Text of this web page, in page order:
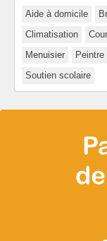
Aide à domicile
Climatisation
Menuisier
Peintre
Soutien scolaire